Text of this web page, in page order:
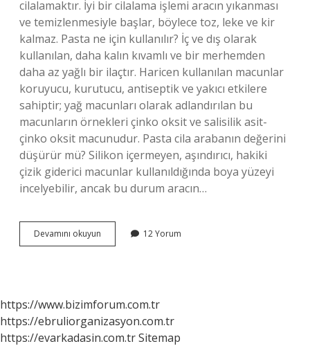
cilalamaktır. İyi bir cilalama işlemi aracın yıkanması
ve temizlenmesiyle başlar, böylece toz, leke ve kir
kalmaz. Pasta ne için kullanılır? İç ve dış olarak
kullanılan, daha kalın kıvamlı ve bir merhemden
daha az yağlı bir ilaçtır. Haricen kullanılan macunlar
koruyucu, kurutucu, antiseptik ve yakıcı etkilere
sahiptir; yağ macunları olarak adlandırılan bu
macunların örnekleri çinko oksit ve salisilik asit-
çinko oksit macunudur. Pasta cila arabanın değerini
düşürür mü? Silikon içermeyen, aşındırıcı, hakiki
çizik giderici macunlar kullanıldığında boya yüzeyi
incelyebilir, ancak bu durum aracın…
Devamını okuyun
Neleri
12 Yorum
https://www.bizimforum.com.tr
https://ebruliorganizasyon.com.tr
https://evarkadasin.com.trSitemap